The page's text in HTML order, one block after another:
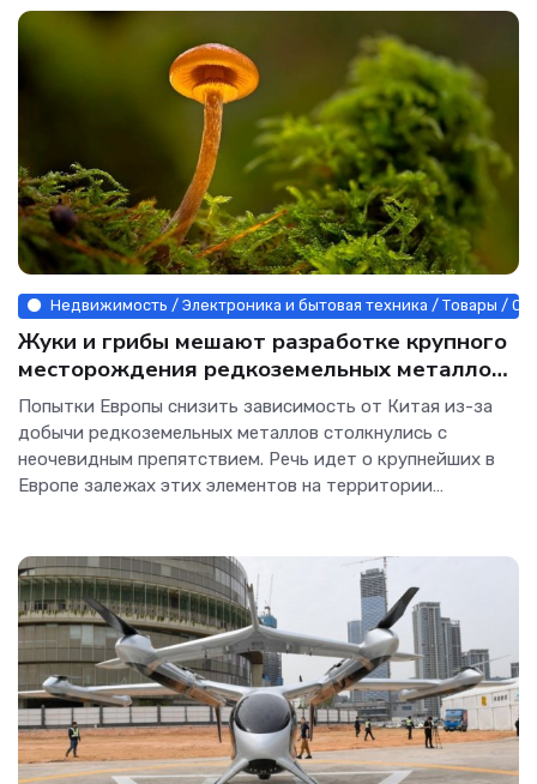
Недвижимость / Электроника и бытовая техника / Товары /
Жуки и грибы мешают разработке крупного
месторождения редкоземельных металлов
- Наука.
Попытки Европы снизить зависимость от Китая из-за
добычи редкоземельных металлов столкнулись с
неочевидным препятствием. Речь идет о крупнейших в
Европе залежах этих элементов на территории